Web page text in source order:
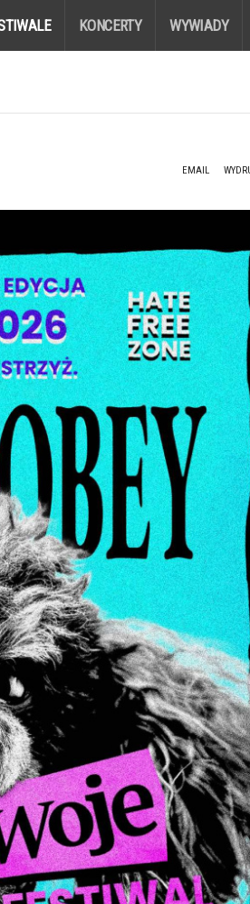
KONCERTY WYWIADY
EMAIL